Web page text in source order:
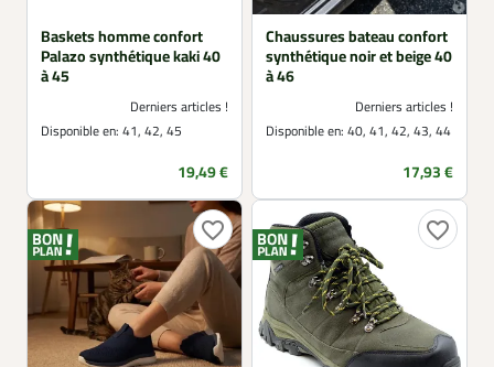
Baskets homme confort
Palazo synthétique kaki 40
à 45
Derniers articles !
Disponible en: 41, 42, 45
Prix
19,49 €
Chaussures bateau confort
synthétique noir et beige 40
à 46
Derniers articles !
Disponible en: 40, 41, 42, 43, 44
Prix
17,93 €
favorite_border favorite_border